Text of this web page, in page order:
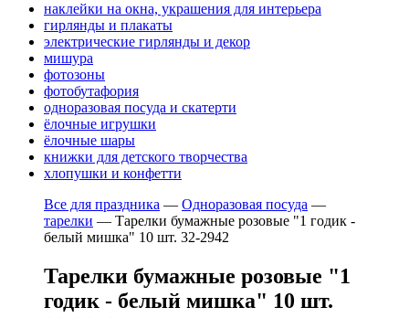
наклейки на окна, украшения для интерьера
гирлянды и плакаты
электрические гирлянды и декор
мишура
фотозоны
фотобутафория
одноразовая посуда и скатерти
ёлочные игрушки
ёлочные шары
книжки для детского творчества
хлопушки и конфетти
Все для праздника — Одноразовая посуда —
тарелки — Тарелки бумажные розовые "1 годик -
белый мишка" 10 шт. 32-2942
Тарелки бумажные розовые "1
годик - белый мишка" 10 шт.